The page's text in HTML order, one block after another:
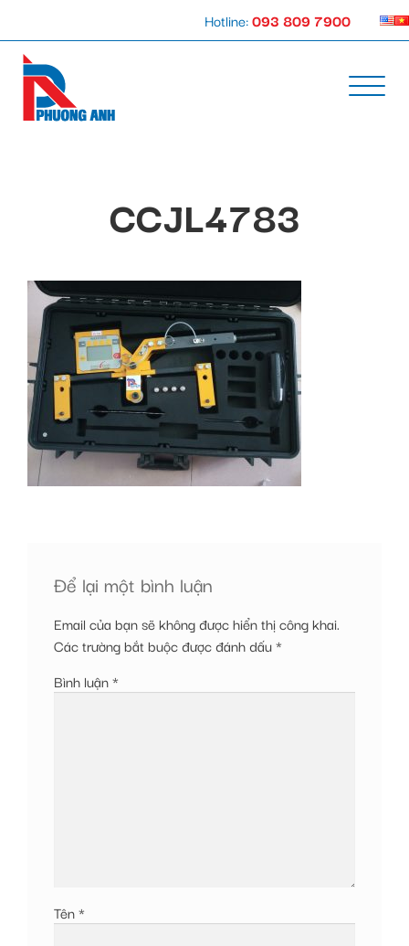
Hotline:093 809 7900
CCJL4783
Để lại một bình luận
Email của bạn sẽ không được hiển thị công khai.
Các trường bắt buộc được đánh dấu*
Bình luận*
Tên*